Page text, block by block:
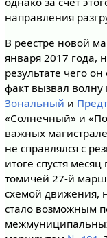
направления
В реестре новой
января 2017 года,
результате чего
факт вызвал волну
Зональный и
«Солнечный» и
важных
не справлялся с
итоге спустя
томичей 27-й
схемой движения,
стало возможным